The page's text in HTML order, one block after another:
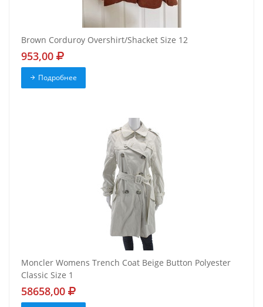
Brown Corduroy Overshirt/Shacket Size 12
953,00
Подробнее
Moncler Womens Trench Coat Beige Button Polyester
Classic Size 1
58658,00